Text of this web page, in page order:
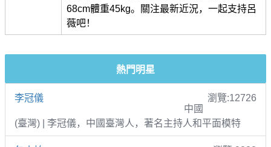
68cm體重45kg。關注最新近況，一起支持呂
薇吧！
熱門明星
李冠儀
瀏覽:12726
中國
(臺灣) | 李冠儀，中國臺灣人，著名主持人和平面模特